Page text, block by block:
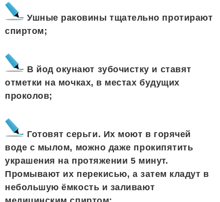
Ушные раковины тщательно протирают
спиртом;
В йод окунают зубочистку и ставят
отметки на мочках, в местах будущих
проколов;
Готовят серьги. Их моют в горячей
воде с мылом, можно даже прокипятить
украшения на протяжении 5 минут.
Промывают их перекисью, а затем кладут в
небольшую ёмкость и заливают